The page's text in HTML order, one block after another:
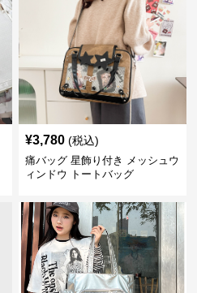
¥3,780 (税込)
痛バッグ 星飾り付き メッシュウ
ィンドウ トートバッグ